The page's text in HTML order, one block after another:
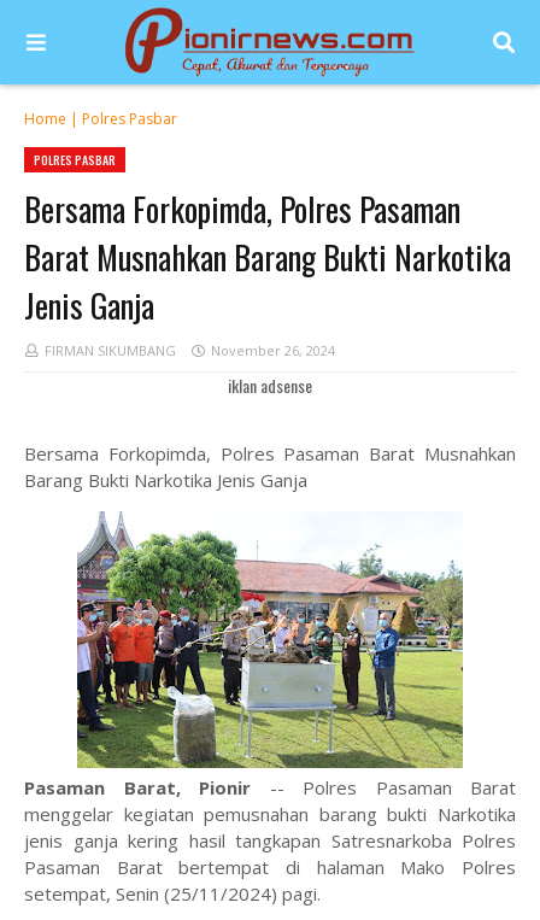
Home | Polres Pasbar
POLRES PASBAR
Bersama Forkopimda, Polres Pasaman
Barat Musnahkan Barang Bukti Narkotika
Jenis Ganja
FIRMAN SIKUMBANG November 26, 2024
iklan adsense
Bersama Forkopimda, Polres Pasaman Barat Musnahkan
Barang Bukti Narkotika Jenis Ganja
Pasaman Barat, Pionir -- Polres Pasaman Barat
menggelar kegiatan pemusnahan barang bukti Narkotika
jenis ganja kering hasil tangkapan Satresnarkoba Polres
Pasaman Barat bertempat di halaman Mako Polres
setempat, Senin (25/11/2024) pagi.